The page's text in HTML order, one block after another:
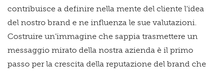
contribuisce a definire nella mente del cliente l’idea
del nostro brand e ne influenza le sue valutazioni.
Costruire un’immagine che sappia trasmettere un
messaggio mirato della nostra azienda è il primo
passo per la crescita della reputazione del brand che